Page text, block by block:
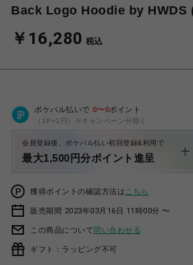
Back Logo Hoodie by HWDS
￥16,280 税込
ポケパル払いで 0〜0ポイント
（1P=1円）※キャンペーン分除く
会員登録後、ポケパル払い初回登録&利用で
最大1,500円分ポイント進呈
獲得ポイントの確認方法は こちら
販売期間 2023年03月16日 11時00分 〜
この商品について問い合わせる
ギフト：ラッピング不可